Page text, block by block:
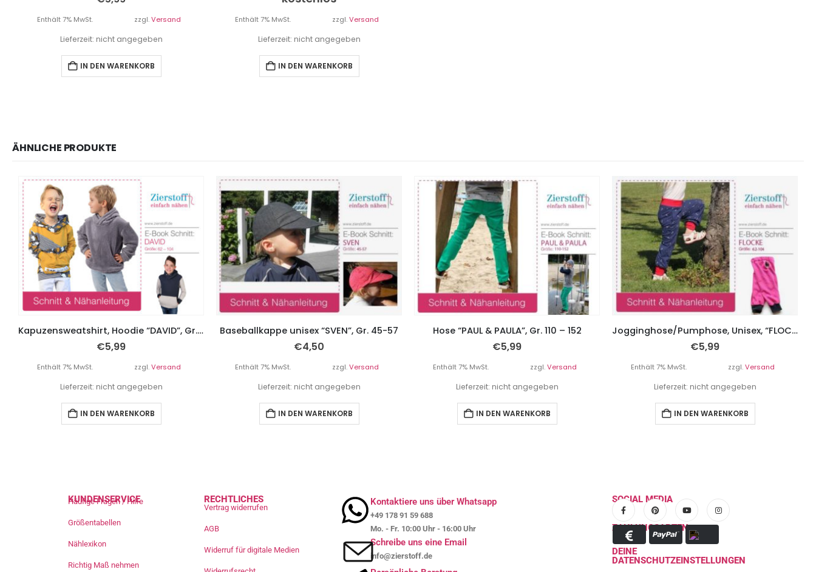
Enthält 7% MwSt. zzgl.Versand
Lieferzeit: nicht angegeben
IN DEN WARENKORB
Enthält 7% MwSt. zzgl.Versand
Lieferzeit: nicht angegeben
IN DEN WARENKORB
ÄHNLICHE PRODUKTE
Kapuzensweatshirt, Hoodie “DAVID”, Gr. 62 – 104
€5,99
Enthält 7% MwSt. zzgl.Versand
Lieferzeit: nicht angegeben
IN DEN WARENKORB
Baseballkappe unisex “SVEN”, Gr. 45-57
€4,50
Enthält 7% MwSt. zzgl.Versand
Lieferzeit: nicht angegeben
IN DEN WARENKORB
Hose “PAUL & PAULA”, Gr. 110 – 152
€5,99
Enthält 7% MwSt. zzgl.Versand
Lieferzeit: nicht angegeben
IN DEN WARENKORB
Jogginghose/Pumphose, Unisex, “FLOCKE”, Gr. 62 – 104
€5,99
Enthält 7% MwSt. zzgl.Versand
Lieferzeit: nicht angegeben
IN DEN WARENKORB
KUNDENSERVICE
Häufige Fragen / Hilfe
Größentabellen
Nählexikon
Richtig Maß nehmen
RECHTLICHES
Vertrag widerrufen
AGB
Widerruf für digitale Medien
Kontaktiere uns über Whatsapp
+49 178 91 59 688
Mo. - Fr. 10:00 Uhr - 16:00 Uhr
Schreibe uns eine Email
info@zierstoff.de
SOCIAL MEDIA
ZAHLUNGSARTEN
DEINE
DATENSCHUTZEINSTELLUNGEN